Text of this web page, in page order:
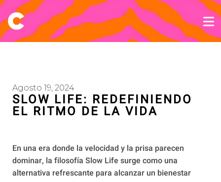
Agosto 19, 2024
SLOW LIFE: REDEFINIENDO
EL RITMO DE LA VIDA
En una era donde la velocidad y la prisa parecen
dominar, la filosofía Slow Life surge como una
alternativa refrescante para alcanzar un bienestar